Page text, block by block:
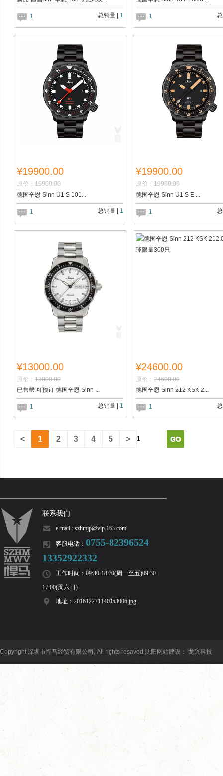
1 总销量 | 1 1
¥19900.00
原价： 19900.00
德国辛恩 Sinn U1 S 101...
1 总销量 | 1
¥19900.00
原价： 19900.00
德国辛恩 Sinn U1 S E ...
1
¥13000.00
原价： 13000.00
已售罄 可预订 德国辛恩 Sinn ...
1 总销量 | 1
¥24600.00
原价： 24600.00
德国辛恩 Sinn 212 KSK 2...
1
< 1 2 3 4 5 >
联系我们
e-mail : szhmjp@vip.163.com
客服电话： 0755-82396524
13352922332
工作时间：09:30-18:30(周一至五)09:30-
17:00(周六日)
地址：201612271140353006.jpg
Copyright 深圳市悍马经贸有限公司, All rights resaved 沈阳网站建设 ： 龙兴科技